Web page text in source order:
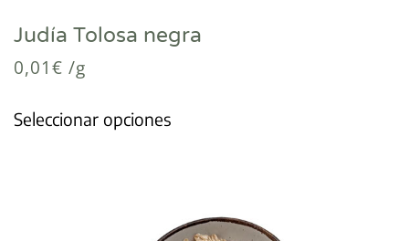
Judía Tolosa negra
0,01€ /g
Seleccionar opciones